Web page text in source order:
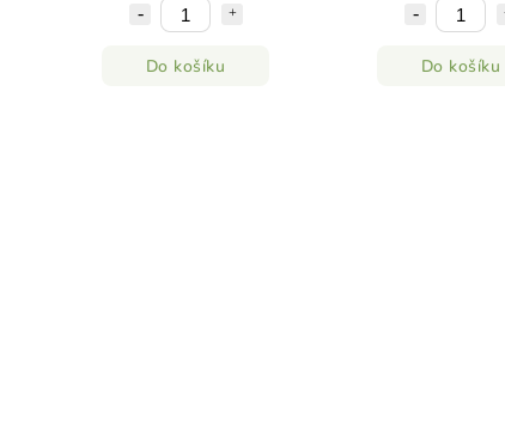
Do košíku Do košíku